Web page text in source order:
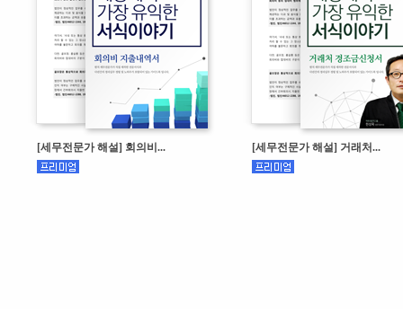
[세무전문가 해설] 회의비... [세무전문가 해설] 거래처...